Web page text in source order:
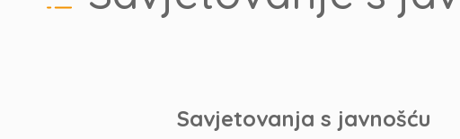
Savjetovanja s javnošću